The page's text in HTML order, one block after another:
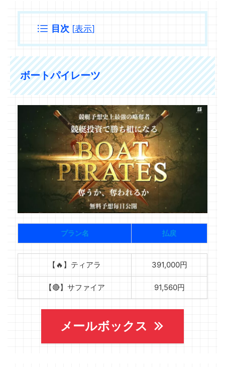
目次 [表示]
ボートパイレーツ
プラン名 払戻
【🔥】ティアラ 391,000円
【🔴】サファイア 91,560円
メールボックス